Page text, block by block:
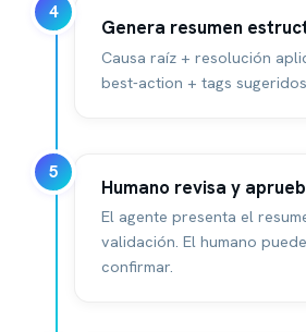
4
Genera resumen
Causa raíz + resolución
best-action + tags
5
Humano revisa y
El agente presenta el
validación. El humano
confirmar.